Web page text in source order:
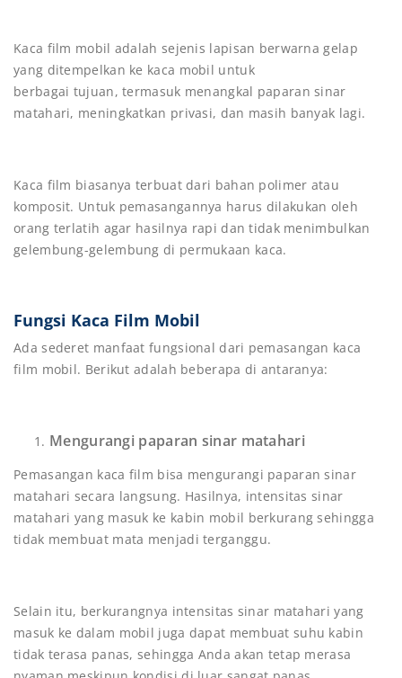
Kaca film mobil adalah sejenis lapisan berwarna gelap
yang ditempelkan ke kaca mobil untuk
berbagai tujuan, termasuk menangkal paparan sinar
matahari, meningkatkan privasi, dan masih banyak lagi.
Kaca film biasanya terbuat dari bahan polimer atau
komposit. Untuk pemasangannya harus dilakukan oleh
orang terlatih agar hasilnya rapi dan tidak menimbulkan
gelembung-gelembung di permukaan kaca.
Fungsi Kaca Film Mobil
Ada sederet manfaat fungsional dari pemasangan kaca
film mobil. Berikut adalah beberapa di antaranya:
Mengurangi paparan sinar matahari
Pemasangan kaca film bisa mengurangi paparan sinar
matahari secara langsung. Hasilnya, intensitas sinar
matahari yang masuk ke kabin mobil berkurang sehingga
tidak membuat mata menjadi terganggu.
Selain itu, berkurangnya intensitas sinar matahari yang
masuk ke dalam mobil juga dapat membuat suhu kabin
tidak terasa panas, sehingga Anda akan tetap merasa